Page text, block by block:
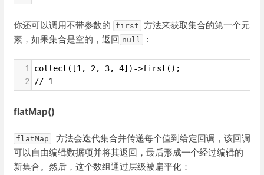
你还可以调用不带参数的 first 方法来获取集合的第一个元
素，如果集合是空的，返回 null ：
1 collect([1, 2, 3, 4])->first();
2 // 1
flatMap()
flatMap
方法会迭代集合并传递每个值到给定回调，该回调
可以自由编辑数据项并将其返回，最后形成一个经过编辑的
新集合。然后，这个数组通过层级被扁平化：